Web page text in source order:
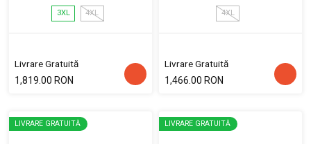
3XL 4XL
Livrare Gratuită
1,819.00 RON
4XL
Livrare Gratuită
1,466.00 RON
LIVRARE GRATUITĂ LIVRARE GRATUITĂ